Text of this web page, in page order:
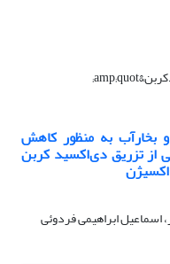
بخارآب به منظور کاهش
از تزریق دی‌اکسید کربن
اسماعیل ابراهیمی فردوئی